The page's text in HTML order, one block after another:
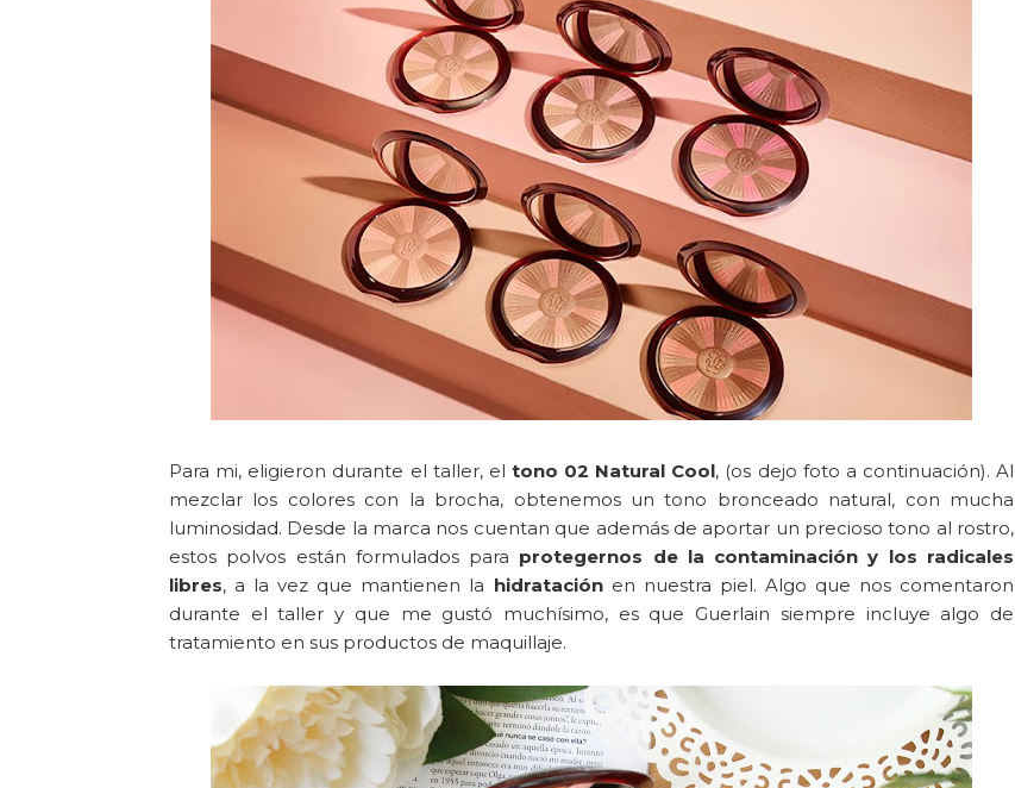
Para mi, eligieron durante el taller, el tono 02 Natural Cool, (os dejo foto a continuación). Al
mezclar los colores con la brocha, obtenemos un tono bronceado natural, con mucha
luminosidad. Desde la marca nos cuentan que además de aportar un precioso tono al rostro,
estos polvos están formulados para protegernos de la contaminación y los radicales
libres, a la vez que mantienen la hidratación en nuestra piel. Algo que nos comentaron
durante el taller y que me gustó muchísimo, es que Guerlain siempre incluye algo de
tratamiento en sus productos de maquillaje.